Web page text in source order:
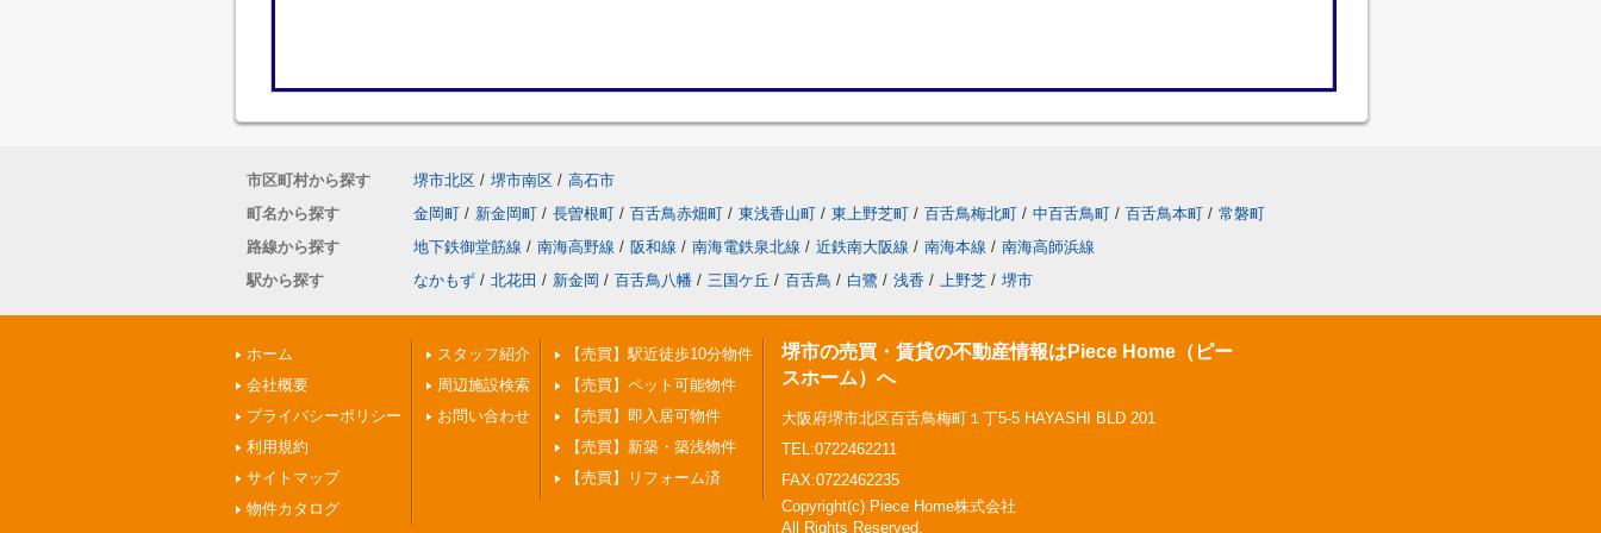
市区町村から探す 堺市北区 / 堺市南区 / 高石市
町名から探す
金岡町 / 新金岡町 / 長曽根町 / 百舌鳥赤畑町 / 東浅香山町 / 東上野芝町 / 百舌鳥梅北町 / 中百舌鳥町 / 百舌鳥本町 / 常磐町
路線から探す
地下鉄御堂筋線 / 南海高野線 / 阪和線 / 南海電鉄泉北線 / 近鉄南大阪線 / 南海本線 / 南海高師浜線
駅から探す
なかもず / 北花田 / 新金岡 / 百舌鳥八幡 / 三国ケ丘 / 百舌鳥 / 白鷺 / 浅香 / 上野芝 / 堺市
ホーム
会社概要
プライバシーポリシー
利用規約
サイトマップ
物件カタログ
スタッフ紹介
周辺施設検索
お問い合わせ
【売買】駅近徒歩10分物件
【売買】ペット可能物件
【売買】即入居可物件
【売買】新築・築浅物件
【売買】リフォーム済
堺市の売買・賃貸の不動産情報はPiece Home（ピー
スホーム）へ
大阪府堺市北区百舌鳥梅町１丁5-5 HAYASHI BLD 201
TEL:0722462211
FAX:0722462235
Copyright(c) Piece Home株式会社
All Rights Reserved.